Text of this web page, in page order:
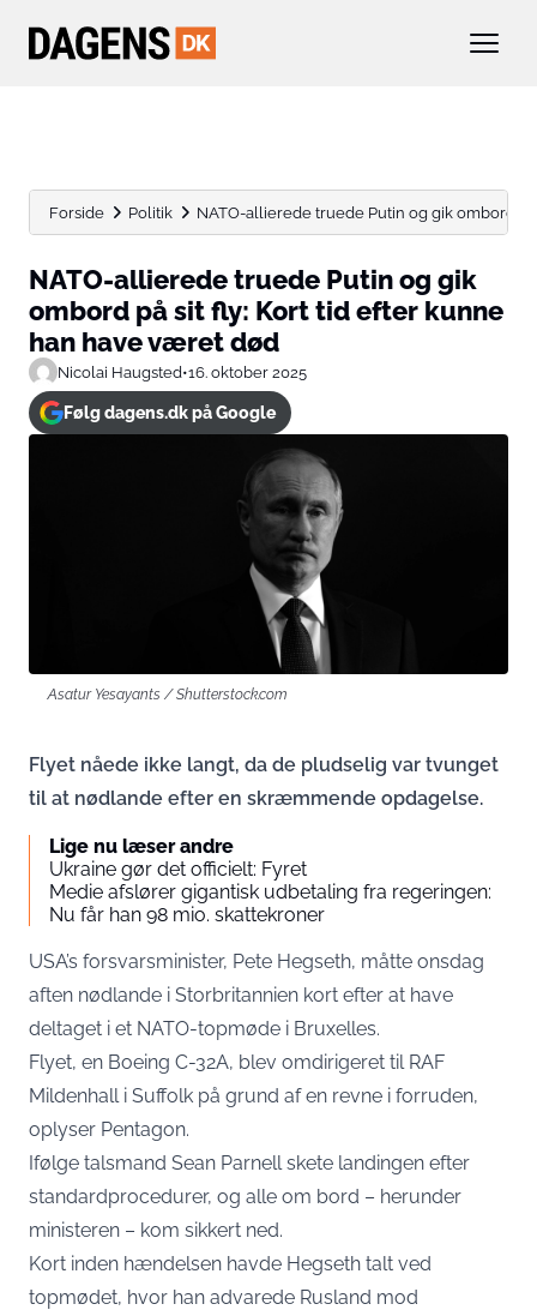
Forside Politik NATO-allierede truede Putin og gik ombord på
NATO-allierede truede Putin og gik
ombord på sit fly: Kort tid efter kunne
han have været død
Nicolai Haugsted•16. oktober 2025
Følg dagens.dk på Google
Asatur Yesayants / Shutterstock.com
Flyet nåede ikke langt, da de pludselig var tvunget
til at nødlande efter en skræmmende opdagelse.
Lige nu læser andre
Ukraine gør det officielt: Fyret
Medie afslører gigantisk udbetaling fra regeringen:
Nu får han 98 mio. skattekroner
USA’s forsvarsminister, Pete Hegseth, måtte onsdag
aften nødlande i Storbritannien kort efter at have
deltaget i et NATO-topmøde i Bruxelles.
Flyet, en Boeing C-32A, blev omdirigeret til RAF
Mildenhall i Suffolk på grund af en revne i forruden,
oplyser Pentagon.
Ifølge talsmand Sean Parnell skete landingen efter
standardprocedurer, og alle om bord – herunder
ministeren – kom sikkert ned.
Kort inden hændelsen havde Hegseth talt ved
topmødet, hvor han advarede Rusland mod